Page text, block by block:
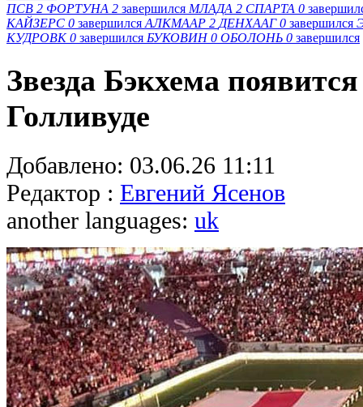
ПСВ 2 ФОРТУНА 2 завершился МЛАДА 2 СПАРТА 0
КАЙЗЕРС 0 завершился АЛКМААР 2 ДЕНХААГ 0 завершился
КУДРОВК 0 завершился БУКОВИН 0 ОБОЛОНЬ 0 завершился
Звезда Бэкхема
Голливуде
Добавлено: 03.06.26 11:11
Редактор : Евгений Ясенов
another languages: uk